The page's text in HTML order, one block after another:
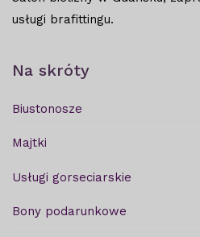
usługi brafittingu.
Na skróty
Biustonosze
Majtki
Usługi gorseciarskie
Bony podarunkowe